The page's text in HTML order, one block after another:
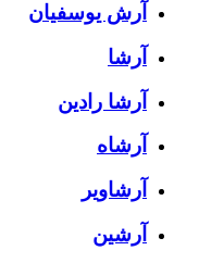
آرش یوسفیان
آرشا
آرشا رادین
آرشاه
آرشاویر
آرشین